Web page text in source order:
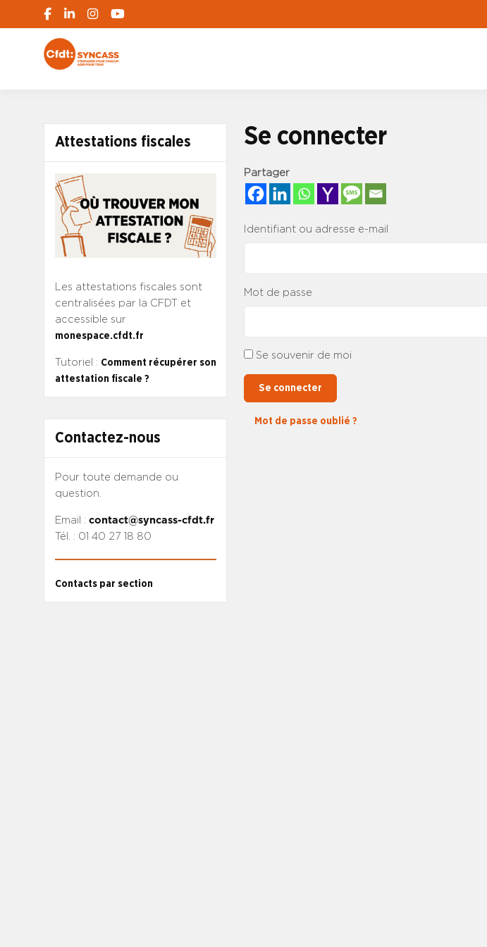
Attestations fiscales
Les attestations fiscales sont
centralisées par la CFDT et
accessible sur
monespace.cfdt.fr
Tutoriel : Comment récupérer son
attestation fiscale ?
Contactez-nous
Pour toute demande ou
question.
Email : contact@syncass-cfdt.fr
Tél. : 01 40 27 18 80
Contacts par section
Se connecter
Partager
Identifiant ou adresse e-mail
Mot de passe
Se souvenir de moi
Se connecter
Mot de passe oublié ?